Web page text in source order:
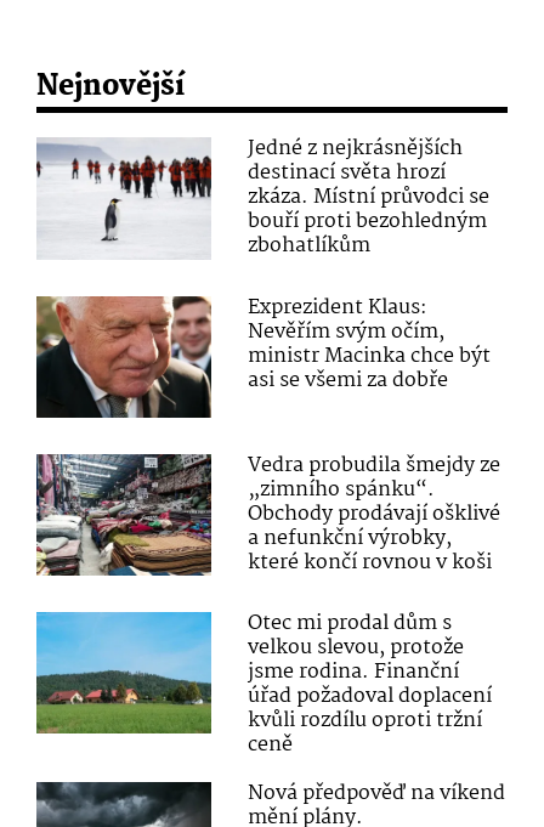
Nejnovější
Jedné z nejkrásnějších
destinací světa hrozí
zkáza. Místní průvodci se
bouří proti bezohledným
zbohatlíkům
Exprezident Klaus:
Nevěřím svým očím,
ministr Macinka chce být
asi se všemi za dobře
Vedra probudila šmejdy ze
„zimního spánku“.
Obchody prodávají ošklivé
a nefunkční výrobky,
které končí rovnou v koši
Otec mi prodal dům s
velkou slevou, protože
jsme rodina. Finanční
úřad požadoval doplacení
kvůli rozdílu oproti tržní
ceně
Nová předpověď na víkend
mění plány.